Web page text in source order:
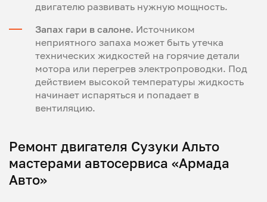
двигателю развивать нужную мощность.
Запах гари в салоне. Источником
неприятного запаха может быть утечка
технических жидкостей на горячие детали
мотора или перегрев электропроводки. Под
действием высокой температуры жидкость
начинает испаряться и попадает в
вентиляцию.
Ремонт двигателя Сузуки Альто
мастерами автосервиса «Армада
Авто»